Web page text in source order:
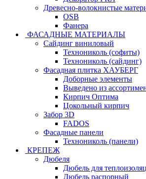
Древесно-волокнистые
OSB
Фанера
ФАСАДНЫЕ МАТЕРИАЛЫ
Сайдинг виниловый
Технониколь (софиты)
Технониколь (сайдинг)
Фасадная плитка ХАУБЕРГ
Доборные элементы
Выведено из
Кирпич Оптима
Цокольный кирпич
Забор 3D
FADOS
Фасадные панели
Технониколь (панели)
КРЕПЕЖ
Дюбеля
Дюбель для
Дюбель распорный